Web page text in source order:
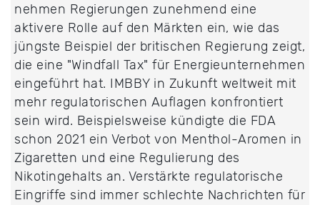
nehmen Regierungen zunehmend eine
aktivere Rolle auf den Märkten ein, wie das
jüngste Beispiel der britischen Regierung zeigt,
die eine "Windfall Tax" für Energieunternehmen
eingeführt hat. IMBBY in Zukunft weltweit mit
mehr regulatorischen Auflagen konfrontiert
sein wird. Beispielsweise kündigte die FDA
schon 2021 ein Verbot von Menthol-Aromen in
Zigaretten und eine Regulierung des
Nikotingehalts an. Verstärkte regulatorische
Eingriffe sind immer schlechte Nachrichten für